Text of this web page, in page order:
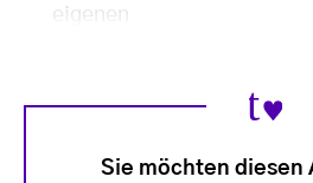
eigenen
Sie möchten diesen